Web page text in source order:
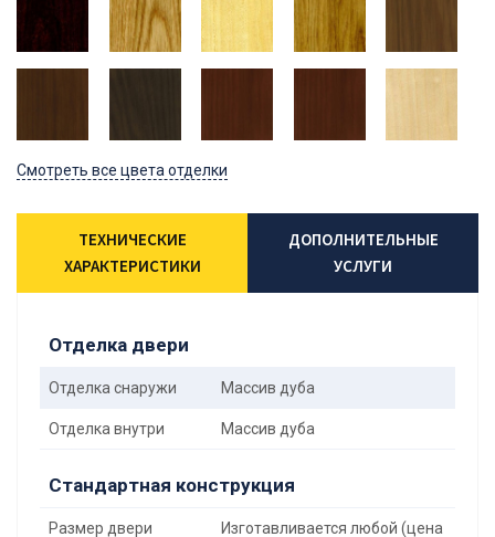
Смотреть все цвета отделки
ТЕХНИЧЕСКИЕ
ХАРАКТЕРИСТИКИ
ДОПОЛНИТЕЛЬНЫЕ
УСЛУГИ
Отделка двери
Отделка снаружи Массив дуба
Отделка внутри Массив дуба
Стандартная конструкция
Размер двери Изготавливается любой (цена